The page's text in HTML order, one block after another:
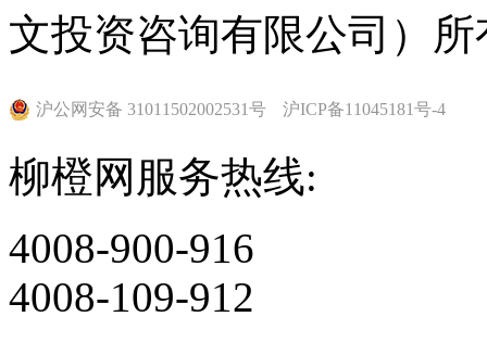
文投资咨询有限公司）所
沪公网安备 31011502002531号 沪ICP备11045181号-4
柳橙网服务热线:
4008-900-916
4008-109-912